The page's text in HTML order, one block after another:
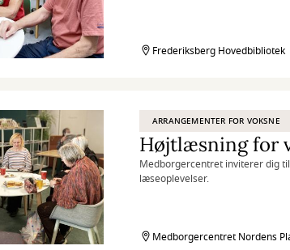
Frederiksberg Hovedbibliotek
ARRANGEMENTER FOR VOKSNE
Højtlæsning for
Medborgercentret inviterer dig
læseoplevelser.
Medborgercentret Nordens